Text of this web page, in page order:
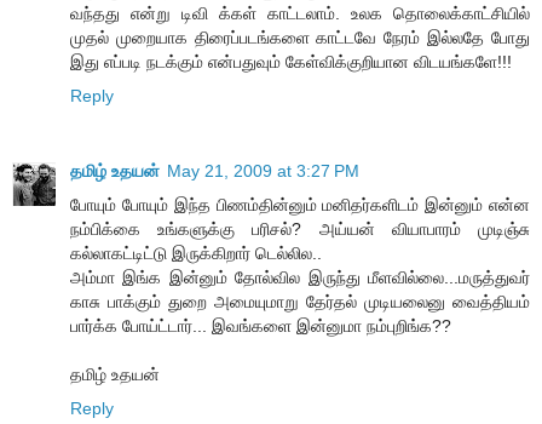
வந்தது என்று டிவி க்கள் காட்டலாம். உலக தொலைக்காட்சியில்
முதல் முறையாக திரைப்படங்களை காட்டவே நேரம் இல்லதே போது
இது எப்படி நடக்கும் என்பதுவும் கேள்விக்குறியான விடயங்களே!!!
Reply
தமிழ் உதயன் May 21, 2009 at 3:27 PM
போயும் போயும் இந்த பிணம்தின்னும் மனிதர்களிடம் இன்னும் என்ன
நம்பிக்கை உங்களுக்கு பரிசல்? அய்யன் வியாபாரம் முடிஞ்சு
கல்லாகட்டிட்டு இருக்கிறார் டெல்லில..
அம்மா இங்க இன்னும் தோல்வில இருந்து மீளவில்லை...மருத்துவர்
காசு பாக்கும் துறை அமையுமாறு தேர்தல் முடியலைனு வைத்தியம்
பார்க்க போய்ட்டார்... இவங்களை இன்னுமா நம்புறிங்க??
தமிழ் உதயன்
Reply